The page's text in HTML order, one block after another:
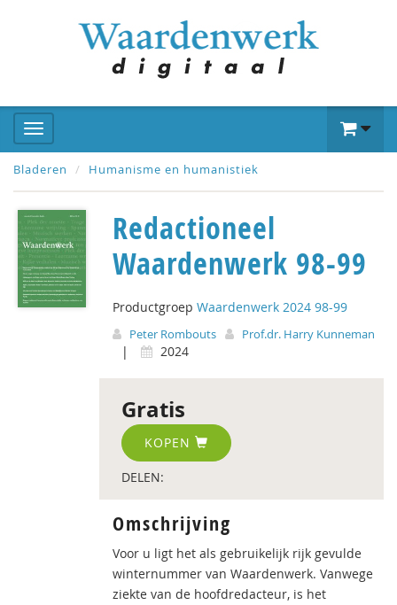
Bladeren Humanisme en humanistiek
Redactioneel
Waardenwerk 98-99
Productgroep Waardenwerk 2024 98-99
Peter Rombouts Prof.dr. Harry Kunneman
| 2024
Gratis
KOPEN
DELEN:
Omschrijving
Voor u ligt het als gebruikelijk rijk gevulde
winternummer van Waardenwerk. Vanwege
ziekte van de hoofdredacteur, is het